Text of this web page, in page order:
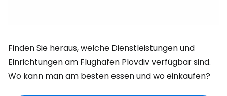
Finden Sie heraus, welche Dienstleistungen und
Einrichtungen am Flughafen Plovdiv verfügbar sind.
Wo kann man am besten essen und wo einkaufen?